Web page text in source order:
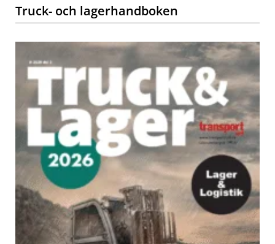
Truck- och lagerhandboken